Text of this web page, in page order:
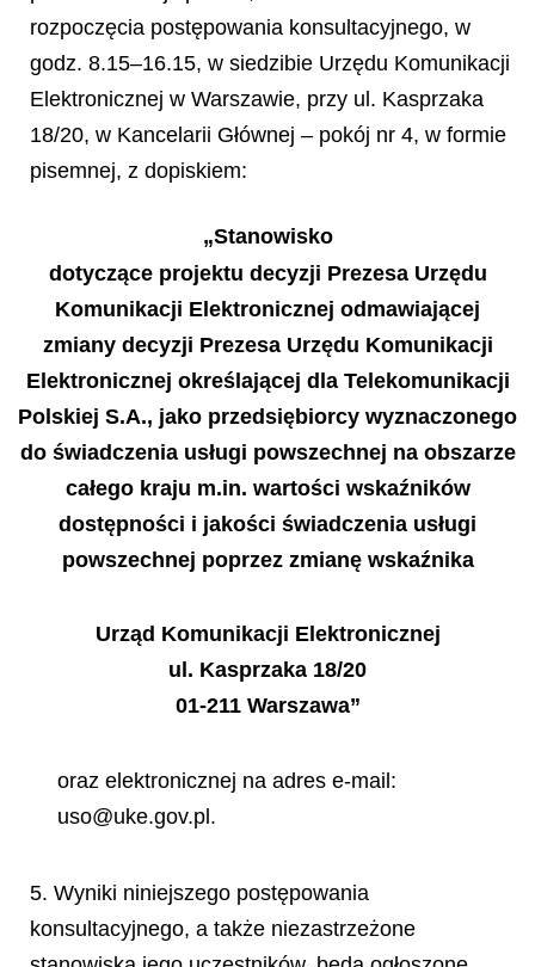
rozpoczęcia postępowania konsultacyjnego, w
godz. 8.15–16.15, w siedzibie Urzędu Komunikacji
Elektronicznej w Warszawie, przy ul. Kasprzaka
18/20, w Kancelarii Głównej – pokój nr 4, w formie
pisemnej, z dopiskiem:
„Stanowisko
dotyczące projektu decyzji Prezesa Urzędu
Komunikacji Elektronicznej odmawiającej
zmiany decyzji Prezesa Urzędu Komunikacji
Elektronicznej określającej dla Telekomunikacji
Polskiej S.A., jako przedsiębiorcy wyznaczonego
do świadczenia usługi powszechnej na obszarze
całego kraju m.in. wartości wskaźników
dostępności i jakości świadczenia usługi
powszechnej poprzez zmianę wskaźnika
Urząd Komunikacji Elektronicznej
ul. Kasprzaka 18/20
01-211 Warszawa”
oraz elektronicznej na adres e-mail:
uso@uke.gov.pl.
5. Wyniki niniejszego postępowania
konsultacyjnego, a także niezastrzeżone